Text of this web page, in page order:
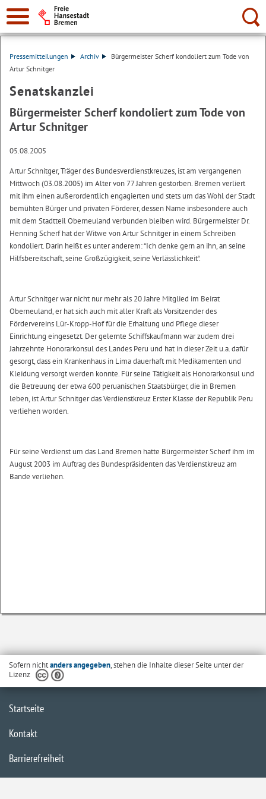
Suche:
Pressemitteilungen Archiv
Bürgermeister Scherf kondoliert zum Tode von
Artur Schnitger
Senatskanzlei
Bürgermeister Scherf kondoliert zum Tode von
Artur Schnitger
05.08.2005
Artur Schnitger, Träger des Bundesverdienstkreuzes, ist am vergangenen
Mittwoch (03.08.2005) im Alter von 77 Jahren gestorben. Bremen verliert
mit ihm einen außerordentlich engagierten und stets um das Wohl der Stadt
bemühten Bürger und privaten Förderer, dessen Name insbesondere auch
mit dem Stadtteil Oberneuland verbunden bleiben wird. Bürgermeister Dr.
Henning Scherf hat der Witwe von Artur Schnitger in einem Schreiben
kondoliert. Darin heißt es unter anderem: “Ich denke gern an ihn, an seine
Hilfsbereitschaft, seine Großzügigkeit, seine Verlässlichkeit“.
Artur Schnitger war nicht nur mehr als 20 Jahre Mitglied im Beirat
Oberneuland, er hat sich auch mit aller Kraft als Vorsitzender des
Fördervereins Lür-Kropp-Hof für die Erhaltung und Pflege dieser
Einrichtung eingesetzt. Der gelernte Schiffskaufmann war zudem drei
Jahrzehnte Honorarkonsul des Landes Peru und hat in dieser Zeit u.a. dafür
gesorgt, dass ein Krankenhaus in Lima dauerhaft mit Medikamenten und
Kleidung versorgt werden konnte. Für seine Tätigkeit als Honorarkonsul und
die Betreuung der etwa 600 peruanischen Staatsbürger, die in Bremen
leben, ist Artur Schnitger das Verdienstkreuz Erster Klasse der Republik Peru
verliehen worden.
Für seine Verdienst um das Land Bremen hatte Bürgermeister Scherf ihm im
August 2003 im Auftrag des Bundespräsidenten das Verdienstkreuz am
Bande verliehen.
Sofern nichtanders angegeben, stehen die Inhalte dieser Seite unter der
Lizenz
Startseite
Kontakt
Barrierefreiheit